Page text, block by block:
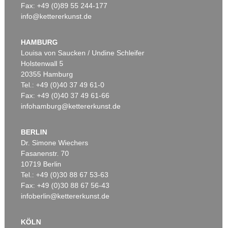
Fax: +49 (0)89 55 244-177
info@kettererkunst.de
HAMBURG
Louisa von Saucken / Undine Schleifer
Holstenwall 5
20355 Hamburg
Tel.: +49 (0)40 37 49 61-0
Fax: +49 (0)40 37 49 61-66
infohamburg@kettererkunst.de
BERLIN
Dr. Simone Wiechers
Fasanenstr. 70
10719 Berlin
Tel.: +49 (0)30 88 67 53-63
Fax: +49 (0)30 88 67 56-43
infoberlin@kettererkunst.de
KÖLN